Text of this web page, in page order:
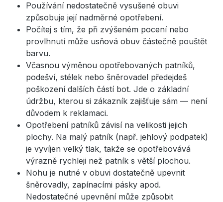
Používání nedostatečně vysušené obuvi
způsobuje její nadměrné opotřebení.
Počítej s tím, že při zvýšeném pocení nebo
provlhnutí může usňová obuv částečně pouštět
barvu.
Včasnou výměnou opotřebovaných patníků,
podešví, stélek nebo šněrovadel předejdeš
poškození dalších částí bot. Jde o základní
údržbu, kterou si zákazník zajišťuje sám — není
důvodem k reklamaci.
Opotřebení patníků závisí na velikosti jejich
plochy. Na malý patník (např. jehlový podpatek)
je vyvíjen velký tlak, takže se opotřebovává
výrazně rychleji než patník s větší plochou.
Nohu je nutné v obuvi dostatečně upevnit
šněrovadly, zapínacími pásky apod.
Nedostatečné upevnění může způsobit